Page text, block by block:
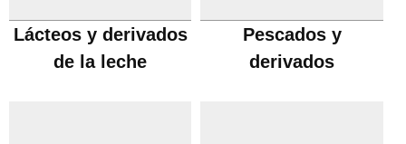
Lácteos y derivados
de la leche
Pescados y
derivados